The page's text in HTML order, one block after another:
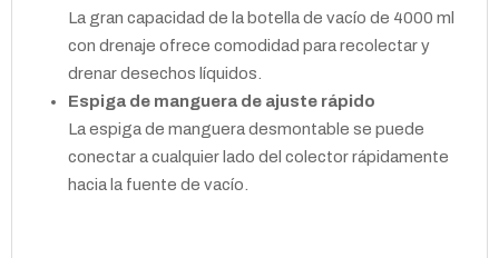
La gran capacidad de la botella de vacío de 4000 ml
con drenaje ofrece comodidad para recolectar y
drenar desechos líquidos.
Espiga de manguera de ajuste rápido
La espiga de manguera desmontable se puede
conectar a cualquier lado del colector rápidamente
hacia la fuente de vacío.